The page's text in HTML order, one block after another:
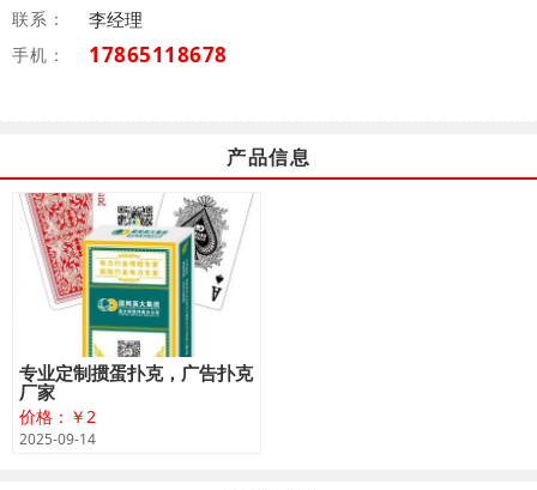
联系： 李经理
手机： 17865118678
产品信息
专业定制掼蛋扑克，广告扑克
厂家
价格：￥2
2025-09-14